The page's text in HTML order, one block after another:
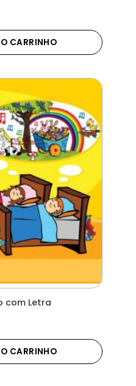
CARRINHO
com Letra
CARRINHO